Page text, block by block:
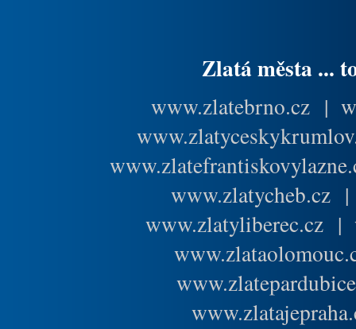
Zlatá města ...
www.zlatebrno.cz |
www.zlatycheb.cz
www.zlatyliberec.cz |